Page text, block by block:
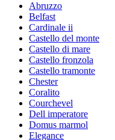
Abruzzo
Belfast
Cardinale ii
Castello del monte
Castello di mare
Castello fronzola
Castello tramonte
Chester
Coralito
Courchevel
Dell imperatore
Domus marmol
Elegance